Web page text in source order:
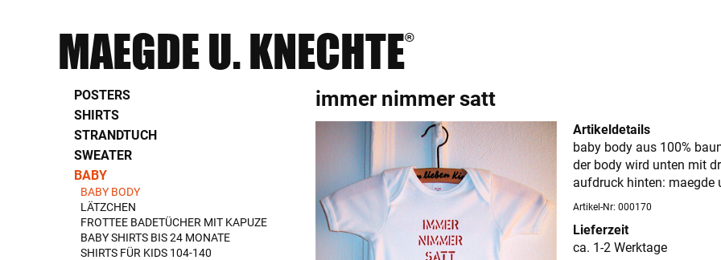
MAEGDE U. KNECHTE®
immer nimmer satt
Artikeldetails
baby body aus 100%
der body wird unten mit
aufdruck hinten: maegde
Artikel-Nr: 000170
Lieferzeit
ca. 1-2 Werktage
POSTERS
SHIRTS
STRANDTUCH
SWEATER
BABY
BABY BODY
LÄTZCHEN
FROTTEE BADETÜCHER MIT KAPUZE
BABY SHIRTS BIS 24 MONATE
SHIRTS FÜR KIDS 104-140